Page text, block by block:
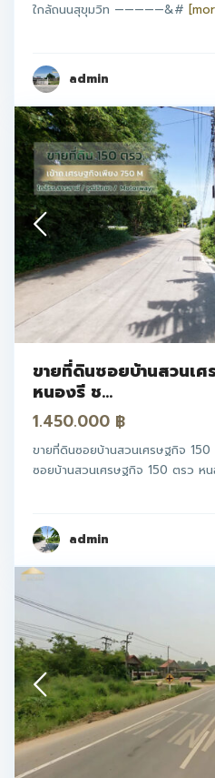
ใกล้ถนนสุขุมวิท —————&#
admin
ขายที่ดินซอยบ้านสวนเศ
หนองรี ช...
1.450.000 ฿
ขายที่ดินซอยบ้านสวนเศรษฐกิจ
ซอยบ้านสวนเศรษฐกิจ 150 ตรว ห
admin